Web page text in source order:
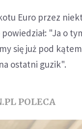
Euro przez
"Ja o
się już pod
ostatni guzik".
POLECA